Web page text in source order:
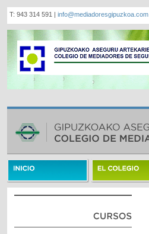
T: 943 314 591 | info@mediadoresgipuzkoa.com